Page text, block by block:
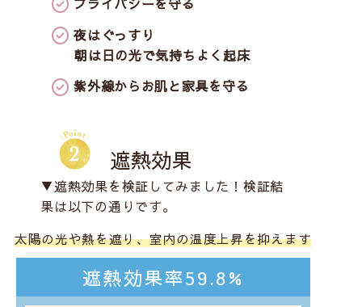
夜はぐっすり
朝は日の光で気持ちよく起床
紫外線からお肌と家具を守る
遮熱効果
▼遮熱効果を検証してみました！検証結
果は以下の通りです。
太陽の光や熱を遮り、室内の温度上昇を抑えます
遮熱効果率59.8%